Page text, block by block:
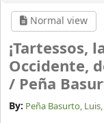
Normal view
¡Tartessos,
Occidente,
/ Peña
By: Peña Basurto, Luis